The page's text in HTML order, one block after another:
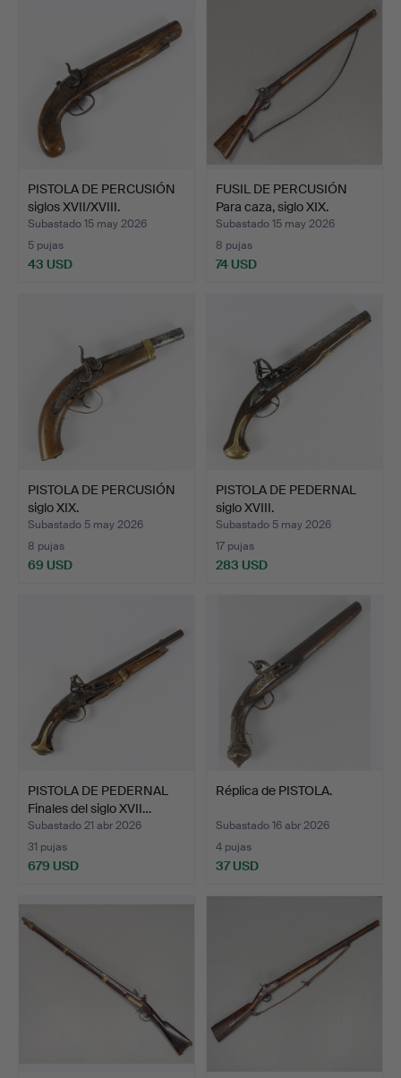
PISTOLA DE PERCUSIÓN
siglos XVII/XVIII.
Subastado 15 may 2026
5 pujas
43 USD
FUSIL DE PERCUSIÓN
Para caza, siglo XIX.
Subastado 15 may 2026
8 pujas
74 USD
PISTOLA DE PERCUSIÓN
siglo XIX.
Subastado 5 may 2026
8 pujas
69 USD
PISTOLA DE PEDERNAL
siglo XVIII.
Subastado 5 may 2026
17 pujas
283 USD
PISTOLA DE PEDERNAL
Finales del siglo XVII…
Subastado 21 abr 2026
31 pujas
679 USD
Réplica de PISTOLA.
Subastado 16 abr 2026
4 pujas
37 USD